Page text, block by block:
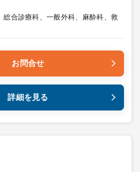
総合診療科、一般外科、麻酔科、救
お問合せ
詳細を見る